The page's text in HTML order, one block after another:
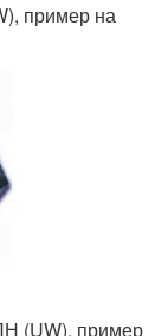
пример на
(UW), пример